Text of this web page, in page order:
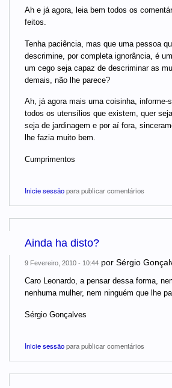
Ah e já agora, leia bem todos os
feitos.
Tenha paciência, mas que uma pessoa
descrimine, por completa ignorância, é
um cego seja capaz de descriminar as
demais, não lhe parece?
Ah, já agora mais uma coisinha, informe-
todos os utensílios que existem, quer
seja de jardinagem e por aí fora,
lhe fazia muito bem.
Cumprimentos
Inicie sessãopara publicar comentários
Ainda ha disto?
9 Fevereiro, 2010 - 10:44 por Sérgio
Caro Leonardo, a pensar dessa forma,
nenhuma mulher, nem ninguém que lhe
Sérgio Gonçalves
Inicie sessãopara publicar comentários